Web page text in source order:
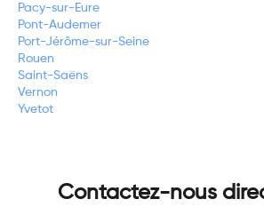
Pacy-sur-Eure
Pont-Audemer
Port-Jérôme-sur-Seine
Rouen
Saint-Saëns
Vernon
Yvetot
Contactez-nous